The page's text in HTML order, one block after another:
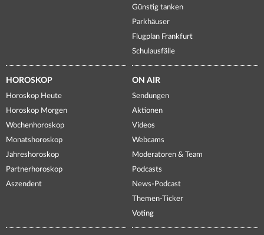
Günstig tanken
Parkhäuser
Flugplan Frankfurt
Schulausfälle
HOROSKOP
Horoskop Heute
Horoskop Morgen
Wochenhoroskop
Monatshoroskop
Jahreshoroskop
Partnerhoroskop
Aszendent
ON AIR
Sendungen
Aktionen
Videos
Webcams
Moderatoren & Team
Podcasts
News-Podcast
Themen-Ticker
Voting